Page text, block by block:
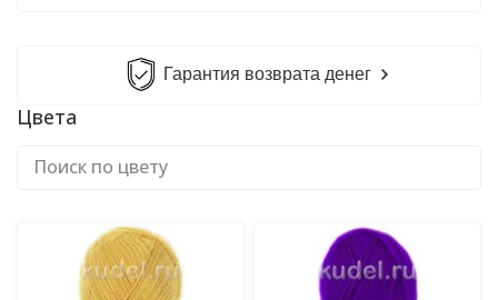
Гарантия возврата денег
Цвета